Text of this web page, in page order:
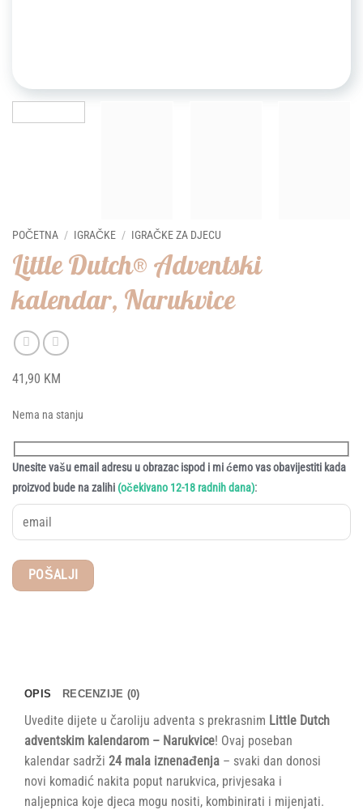
POČETNA / IGRAČKE / IGRAČKE ZA DJECU
Little Dutch® Adventski
kalendar, Narukvice
41,90 KM
Nema na stanju
Unesite vašu email adresu u obrazac ispod i mi ćemo vas obavijestiti kada
proizvod bude na zalihi (očekivano 12-18 radnih dana):
OPIS RECENZIJE (0)
Uvedite dijete u čaroliju adventa s prekrasnim Little Dutch
adventskim kalendarom – Narukvice! Ovaj poseban
kalendar sadrži 24 mala iznenađenja – svaki dan donosi
novi komadić nakita poput narukvica, privjesaka i
naljepnica koje djeca mogu nositi, kombinirati i mijenjati.